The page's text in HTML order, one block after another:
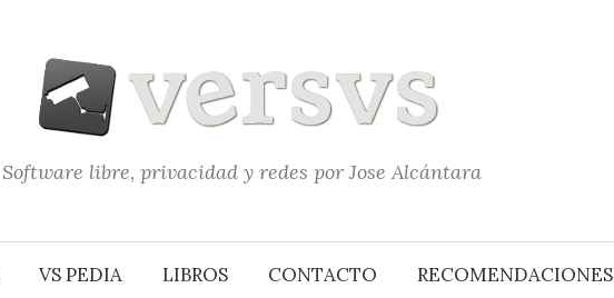
Software libre, privacidad y redes por Jose Alcántara
VS PEDIA LIBROS CONTACTO RECOMENDACIONES